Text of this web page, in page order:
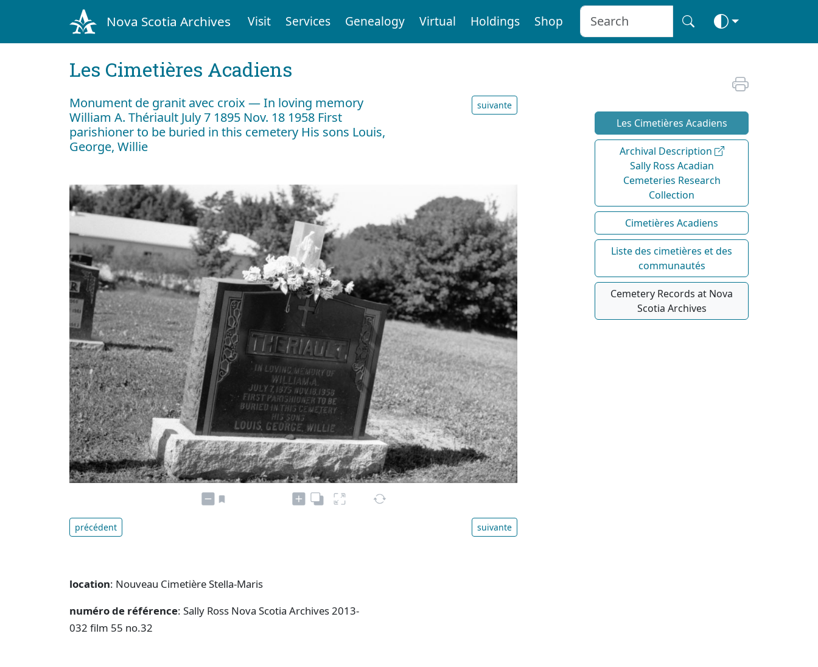
Nova Scotia Archives Visit Services Genealogy Virtual Holdings Shop
Les Cimetières Acadiens
Monument de granit avec croix — In loving memory
William A. Thériault July 7 1895 Nov. 18 1958 First
parishioner to be buried in this cemetery His sons Louis,
George, Willie
suivante
précédent suivante
location: Nouveau Cimetière Stella-Maris
numéro de référence: Sally Ross Nova Scotia Archives 2013-
032 film 55 no.32
Les Cimetières Acadiens
Archival Description
Sally Ross Acadian
Cemeteries Research
Collection
Cimetières Acadiens
Liste des cimetières et des
communautés
Cemetery Records at Nova
Scotia Archives